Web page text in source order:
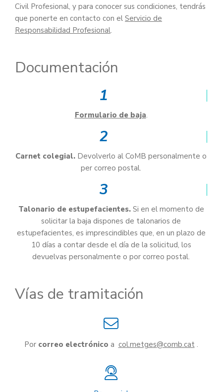
Civil Profesional, y para conocer sus condiciones, tendrás
que ponerte en contacto con el Servicio de
Responsabilidad Profesional.
Documentación
1
Formulario de baja.
2
Carnet colegial. Devolverlo al CoMB personalmente o
per correo postal.
3
Talonario de estupefacientes.Si en el momento de
solicitar la baja dispones de talonarios de
estupefacientes, es imprescindibles que, en un plazo de
10 días a contar desde el día de la solicitud, los
devuelvas personalmente o por correo postal.
Vías de tramitación
Por correo electrónico a col.metges .